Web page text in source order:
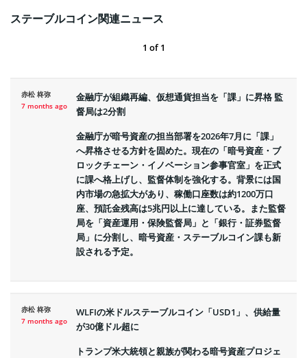
ステーブルコイン関連ニュース
1 of1
赤松 柊弥
7 months ago
金融庁が組織再編、仮想通貨担当を「課」に昇格 監
督局は2分割
金融庁が暗号資産の担当部署を2026年7月に「課」
へ昇格させる方針を固めた。現在の「暗号資産・ブ
ロックチェーン・イノベーション参事官室」を正式
に課へ格上げし、監督体制を強化する。背景には国
内市場の急拡大があり、稼働口座数は約1200万口
座、預託金残高は5兆円以上に達している。また監督
局を「資産運用・保険監督局」と「銀行・証券監督
局」に分割し、暗号資産・ステーブルコイン課も新
設される予定。
赤松 柊弥
7 months ago
WLFIの米ドルステーブルコイン「USD1」、供給量
が30億ドル超に
トランプ米大統領と親族が関わる暗号資産プロジェ